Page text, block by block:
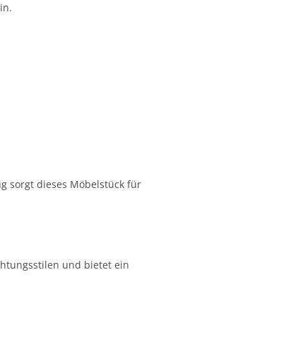
sorgt dieses Möbelstück für
und bietet ein